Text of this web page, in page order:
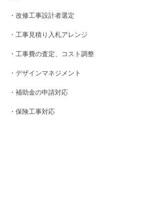
・改修工事設計者選定
・工事見積り入札アレンジ
・工事費の査定、コスト調整
・デザインマネジメント
・補助金の申請対応
・保険工事対応